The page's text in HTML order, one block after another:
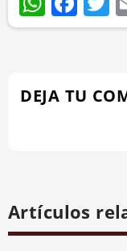
DEJA TU
Artículos